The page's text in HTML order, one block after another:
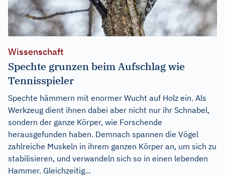
Wissenschaft
Spechte grunzen beim Aufschlag wie
Tennisspieler
Spechte hämmern mit enormer Wucht auf Holz ein. Als
Werkzeug dient ihnen dabei aber nicht nur ihr Schnabel,
sondern der ganze Körper, wie Forschende
herausgefunden haben. Demnach spannen die Vögel
zahlreiche Muskeln in ihrem ganzen Körper an, um sich zu
stabilisieren, und verwandeln sich so in einen lebenden
Hammer. Gleichzeitig...